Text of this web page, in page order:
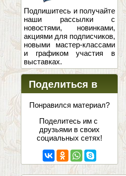
Подпишитесь и получайте
наши рассылки с
новостями, новинками,
акциями для подписчиков,
новыми мастер-классами
и графиком участия в
выставках.
Поделиться в
соцсетях
Понравился материал?
Поделитесь им с
друзьями в своих
социальных сетях!